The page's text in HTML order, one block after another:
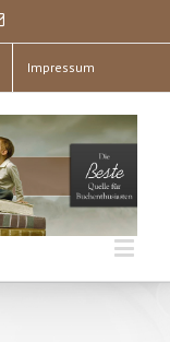
Impressum